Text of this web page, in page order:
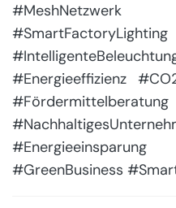
#Energieeffizienz
#GreenBusiness